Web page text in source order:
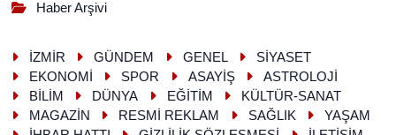
Haber Arşivi
İZMİR GÜNDEM GENEL
SİYASET
EKONOMİ
SPOR ASAYİŞ
ASTROLOJİ
BİLİM
DÜNYA EĞİTİM
KÜLTÜR-SANAT
MAGAZİN
RESMİ REKLAM SAĞLIK
YAŞAM